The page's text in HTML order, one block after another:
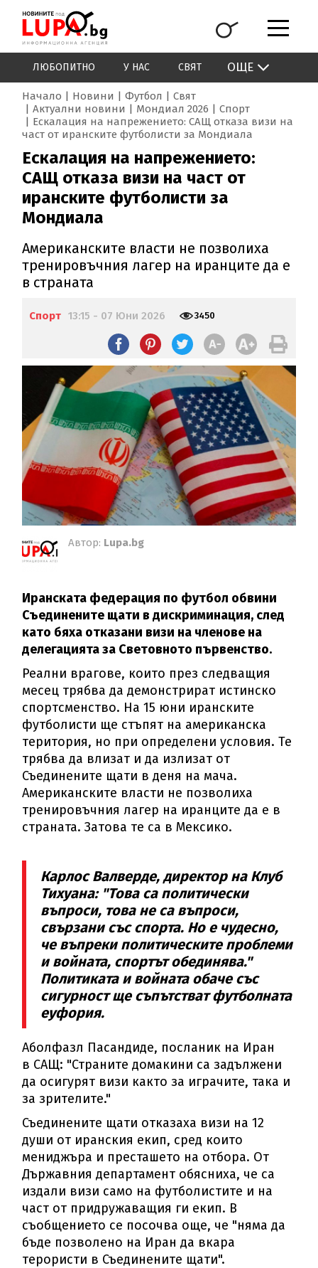
ЛЮБОПИТНО У НАС СВЯТ ОЩЕ
Начало Новини Футбол
Свят
Актуални новини
Мондиал 2026
Спорт
Ескалация на напрежението: САЩ отказа визи на
част от иранските футболисти за Мондиала
Ескалация на напрежението:
САЩ отказа визи на част от
иранските футболисти за
Мондиала
Американските власти не позволиха
тренировъчния лагер на иранците да е
в страната
Спорт 13:15 - 07 Юни 2026 3450
Автор: Lupa.bg
Иранската федерация по футбол обвини
Съединените щати в дискриминация, след
като бяха отказани визи на членове на
делегацията за Световното първенство.
Реални врагове, които през следващия
месец трябва да демонстрират истинско
спортсменство. На 15 юни иранските
футболисти ще стъпят на американска
територия, но при определени условия. Те
трябва да влизат и да излизат от
Съединените щати в деня на мача.
Американските власти не позволиха
тренировъчния лагер на иранците да е в
страната. Затова те са в Мексико.
Карлос Валверде, директор на Клуб
Тихуана: "Това са политически
въпроси, това не са въпроси,
свързани със спорта. Но е чудесно,
че въпреки политическите проблеми
и войната, спортът обединява."
Политиката и войната обаче със
сигурност ще съпътстват футболната
еуфория.
Аболфазл Пасандиде, посланик на Иран
в САЩ: "Страните домакини са задължени
да осигурят визи както за играчите, така и
за зрителите."
Съединените щати отказаха визи на 12
души от иранския екип, сред които
мениджъра и престашето на отбора. От
Държавния департамент обясниха, че са
издали визи само на футболистите и на
част от придружаващия ги екип. В
съобщението се посочва още, че "няма да
бъде позволено на Иран да вкара
терористи в Съединените щати".